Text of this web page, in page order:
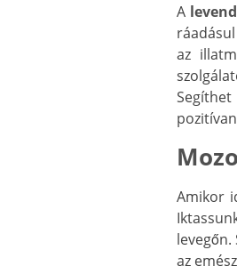
A
az
Segíthet
Amikor
levegőn.
az